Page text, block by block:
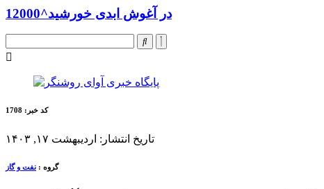
در آغوش ابدی خورشید^12000
کد خبر: 1708
تاریخ انتشار: اردیبهشت ۱۷, ۱۴۰۳
گروه : نفت و گاز